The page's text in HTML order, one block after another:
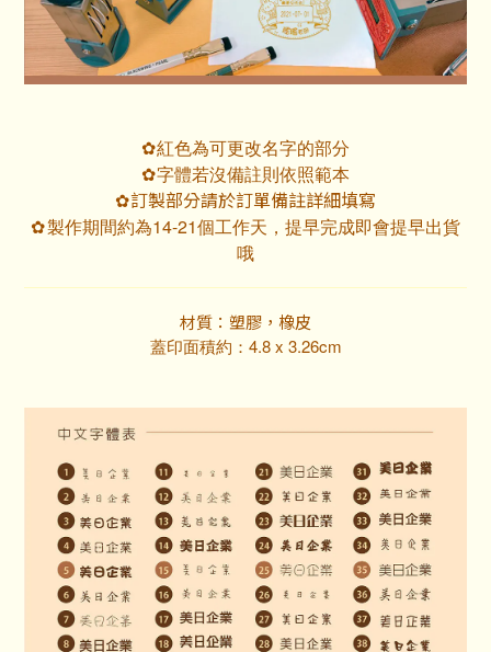
✿紅色為可更改名字的部分
✿字體若沒備註則依照範本
✿訂製部分請於訂單備註詳細填寫
✿製作期間約為14-21個工作天，提早完成即會提早出貨
哦
材質：塑膠，橡皮
蓋印面積約： 4.8 x 3.26cm